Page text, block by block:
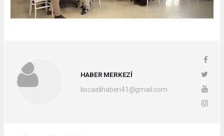
HABER MERKEZİ
kocaelihaberi41@gmail.com